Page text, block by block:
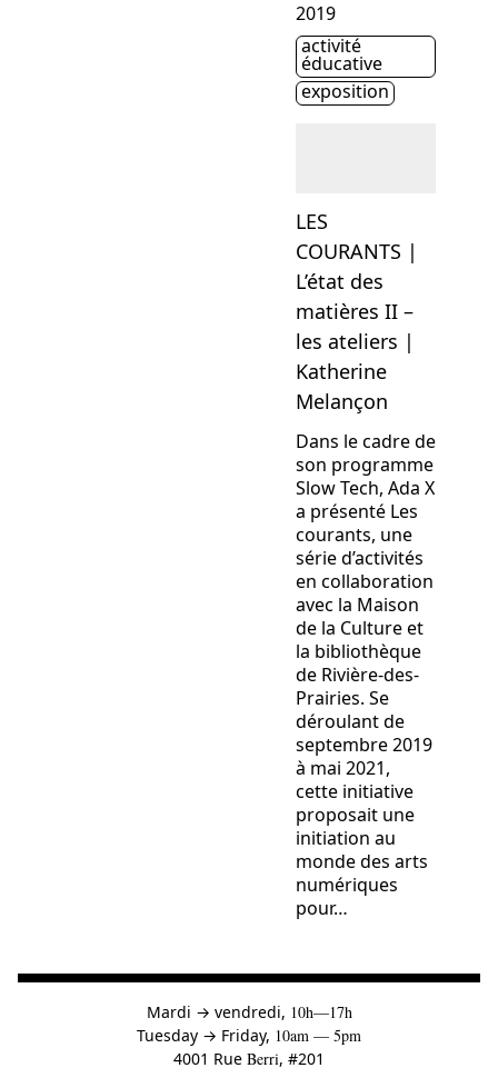
LES
COURANTS |
L’état des
matières II –
les ateliers |
Katherine
Melançon
2019
Étiquette(s)
activité
éducative
exposition
Dans le cadre de
son programme
Slow Tech, Ada X
a présenté Les
courants, une
série d’activités
en collaboration
avec la Maison
de la Culture et
la bibliothèque
de Rivière-des-
Prairies. Se
déroulant de
septembre 2019
à mai 2021,
cette initiative
proposait une
initiation au
monde des arts
numériques
pour…
Mardi →àvendredi, 10h—17h
Tuesday → to
Friday, 10am — 5pm
4001 Rue Berri, #201